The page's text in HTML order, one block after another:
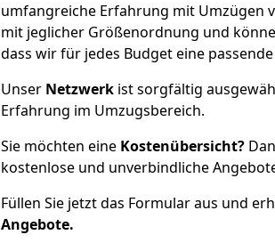
umfangreiche Erfahrung mit Umzügen
mit jeglicher Größenordnung und
dass wir für jedes Budget eine
Unser Netzwerk ist sorgfältig
Erfahrung im Umzugsbereich.
Sie möchten eine Kostenübersicht?
kostenlose und unverbindliche
Füllen Sie jetzt das Formular aus und
Angebote.